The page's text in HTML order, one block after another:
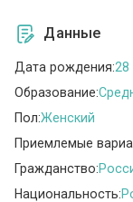
Данные
Дата рождения:28
Образование:
Пол:Женский
Приемлемые
Гражданство:
Национальность: